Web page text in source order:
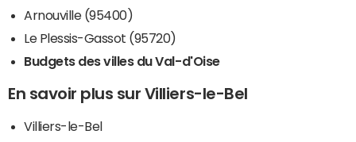
Arnouville (95400)
Le Plessis-Gassot (95720)
Budgets des villes du Val-d'Oise
En savoir plus sur Villiers-le-Bel
Villiers-le-Bel